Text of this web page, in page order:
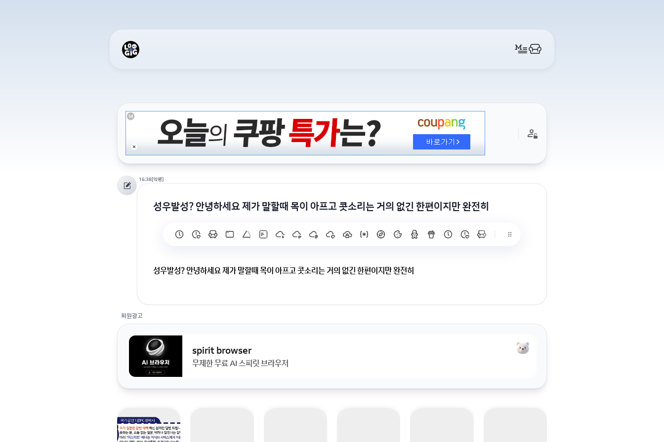
16:38[익명]
성우발성? 안녕하세요 제가 말할때 목이 아프고 콧소리는 거의 없긴 한편이지만 완전히
성우발성? 안녕하세요 제가 말할때 목이 아프고 콧소리는 거의 없긴 한편이지만 완전히
회원광고
spirit browser
무제한 무료 AI 스피릿 브라우저